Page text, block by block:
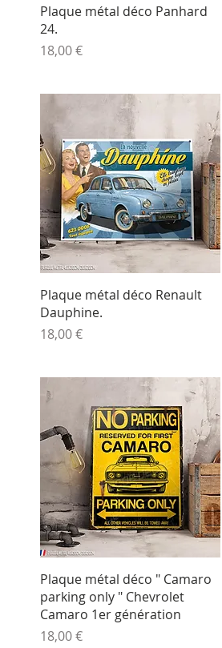
Aperçu rapide
Plaque métal déco Panhard
24.
Prix
18,00 €
Aperçu rapide
Plaque métal déco Renault
Dauphine.
Prix
18,00 €
Aperçu rapide
Plaque métal déco " Camaro
parking only " Chevrolet
Camaro 1er génération
Prix
18,00 €